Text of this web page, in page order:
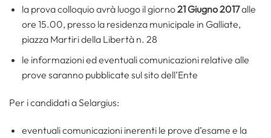
la prova colloquio avrà luogo il giorno21 Giugno 2017alle
ore 15.00, presso la residenza municipale in Galliate,
piazza Martiri della Libertà n. 28
le informazioni ed eventuali comunicazioni relative alle
prove saranno pubblicate sul sito dell’Ente
Per i candidati a Selargius:
eventuali comunicazioni inerenti le prove d’esame e la